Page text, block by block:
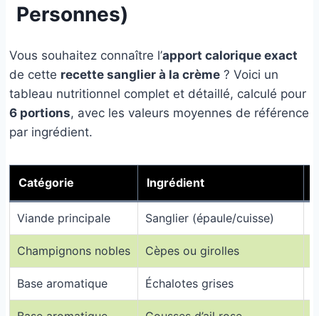
Personnes)
Vous souhaitez connaître l’apport calorique exact
de cette recette sanglier à la crème ? Voici un
tableau nutritionnel complet et détaillé, calculé pour
6 portions, avec les valeurs moyennes de référence
par ingrédient.
Catégorie Ingrédient
Viande principale Sanglier (épaule/cuisse)
Champignons nobles Cèpes ou girolles
Base aromatique Échalotes grises